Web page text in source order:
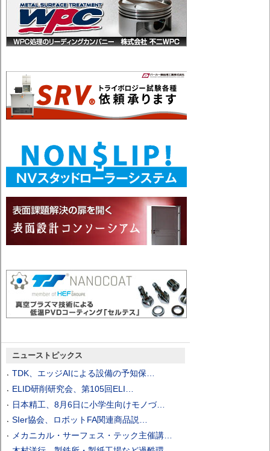
ニューストピックス
TDK、エッジAIによる設備の予知保…
ELID研削研究会、第105回ELI…
日本精工、8月6日に小学生向けモノづ…
SIer協会、ロボットFA関連商品説…
メカニカル・サーフェス・テック主催講…